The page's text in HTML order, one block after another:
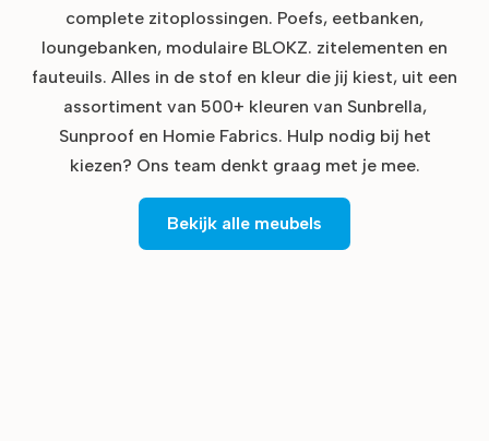
complete zitoplossingen. Poefs, eetbanken,
loungebanken, modulaire BLOKZ. zitelementen en
fauteuils. Alles in de stof en kleur die jij kiest, uit een
assortiment van 500+ kleuren van Sunbrella,
Sunproof en Homie Fabrics. Hulp nodig bij het
kiezen? Ons team denkt graag met je mee.
Bekijk alle meubels